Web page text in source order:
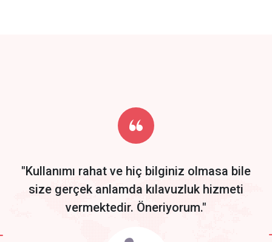
Start by trying our service for 30 days free trial no credit card
required.
"Kullanımı rahat ve hiç bilginiz olmasa bile
size gerçek anlamda kılavuzluk hizmeti
vermektedir. Öneriyorum."